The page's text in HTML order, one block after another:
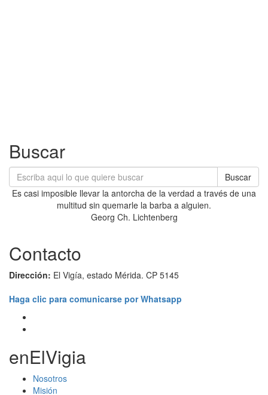
Buscar
Buscar
Es casi imposible llevar la antorcha de la verdad a través de una
multitud sin quemarle la barba a alguien.
Georg Ch. Lichtenberg
Contacto
Dirección: El Vigía, estado Mérida. CP 5145
Haga clic para comunicarse por Whatsapp
enElVigia
Nosotros
Misión